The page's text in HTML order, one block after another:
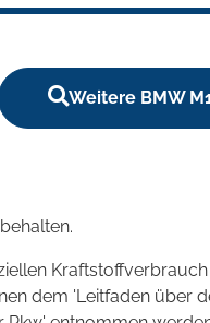
Weitere BMW
dem 'Leitfaden über